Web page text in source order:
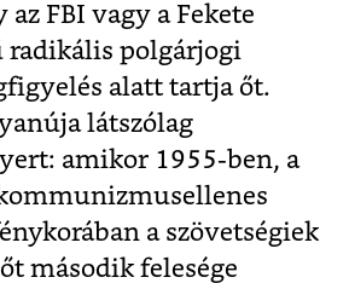
FBI vagy a Fekete
radikális polgárjogi
alatt tartja őt.
látszólag
amikor 1955-ben, a
a szövetségiek
második felesége